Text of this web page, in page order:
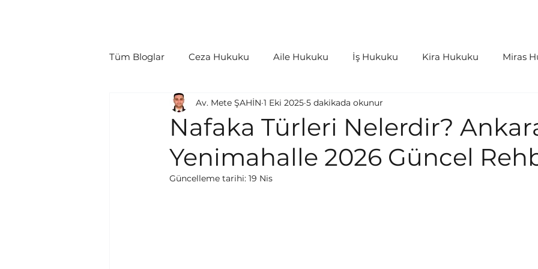
Tüm Bloglar Ceza Hukuku Aile Hukuku İş Hukuku Kira Hukuku Miras
Tüketici Hukuku İcra/İflas Hukuku Kişiler Hukuku
Politikalar Yargılama Giderleri ve Harçlar Tazminat Hukuku
Nafaka Türleri Nelerdir?
Yenimahalle 2026 Güncel
Av. Mete ŞAHİN 1 Eki 2025 5 dakikada okunur
Güncelleme tarihi: 19 Nis